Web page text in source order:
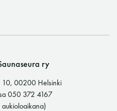
ry
10, 00200 Helsinki
050 372 4167